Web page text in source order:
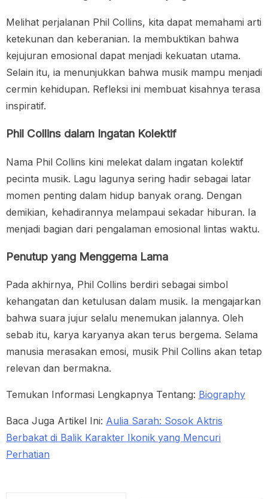
Melihat perjalanan Phil Collins, kita dapat memahami arti
ketekunan dan keberanian. Ia membuktikan bahwa
kejujuran emosional dapat menjadi kekuatan utama.
Selain itu, ia menunjukkan bahwa musik mampu menjadi
cermin kehidupan. Refleksi ini membuat kisahnya terasa
inspiratif.
Phil Collins dalam Ingatan Kolektif
Nama Phil Collins kini melekat dalam ingatan kolektif
pecinta musik. Lagu lagunya sering hadir sebagai latar
momen penting dalam hidup banyak orang. Dengan
demikian, kehadirannya melampaui sekadar hiburan. Ia
menjadi bagian dari pengalaman emosional lintas waktu.
Penutup yang Menggema Lama
Pada akhirnya, Phil Collins berdiri sebagai simbol
kehangatan dan ketulusan dalam musik. Ia mengajarkan
bahwa suara jujur selalu menemukan jalannya. Oleh
sebab itu, karya karyanya akan terus bergema. Selama
manusia merasakan emosi, musik Phil Collins akan tetap
relevan dan bermakna.
Temukan Informasi Lengkapnya Tentang: Biography
Baca Juga Artikel Ini: Aulia Sarah: Sosok Aktris
Berbakat di Balik Karakter Ikonik yang Mencuri
Perhatian